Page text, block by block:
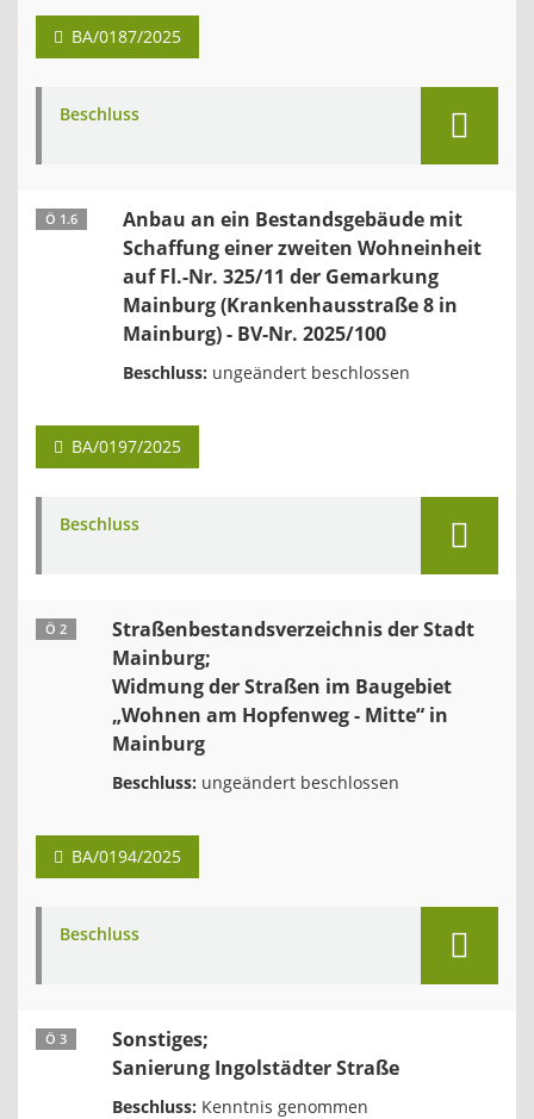
BA/0187/2025
Beschluss
Ö 1.6
Anbau an ein Bestandsgebäude mit
Schaffung einer zweiten Wohneinheit
auf Fl.-Nr. 325/11 der Gemarkung
Mainburg (Krankenhausstraße 8 in
Mainburg) - BV-Nr. 2025/100
Beschluss: ungeändert beschlossen
BA/0197/2025
Beschluss
Ö 2
Straßenbestandsverzeichnis der Stadt
Mainburg;
Widmung der Straßen im Baugebiet
„Wohnen am Hopfenweg - Mitte“ in
Mainburg
Beschluss: ungeändert beschlossen
BA/0194/2025
Beschluss
Ö 3
Sonstiges;
Sanierung Ingolstädter Straße
Beschluss: Kenntnis genommen